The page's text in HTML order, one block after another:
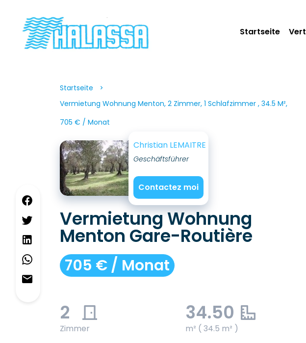
Startseite
Startseite
Vermietung Wohnung Menton, 2 Zimmer, 1 Schlafzimmer , 34.5 M²,
705 € / Monat
Christian LEMAITRE
Geschäftsführer
Contactez moi
Vermietung Wohnung
Menton Gare-Routière
705 € / Monat
2
Zimmer
34.50
m² ( 34.5 m² )